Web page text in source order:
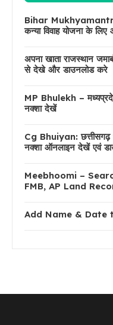
Bihar
कन्या विवाह योजना के
अपना खाता राजस्थान
से देखे और डाउनलोड करे
MP Bhulekh –
नक्शा देखें
Cg Bhuiyan: छत्तीसगढ़
नक्शा ऑनलाइन देखें एवं
Meebhoomi –
FMB, AP Land
Add Name & Date